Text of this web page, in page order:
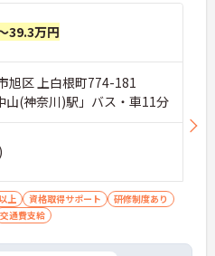
39.3万円
旭区 上白根町774-181
山(神奈川)駅」バス・車11分
上 資格取得サポート
研修制度あり
交通費支給